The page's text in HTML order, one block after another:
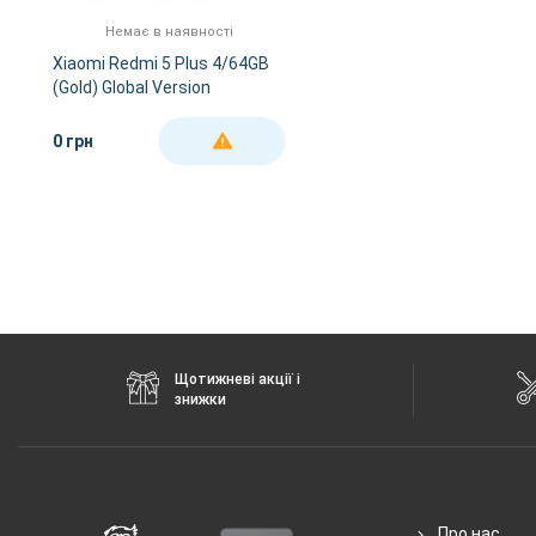
GPS
NFC
Інтерфейсний роз'єм
Немає в наявності
Xiaomi Redmi 5 Plus 4/64GB
(Gold) Global Version
0 грн ДЕТАЛЬНІШЕ
Щотижневі акції і
знижки